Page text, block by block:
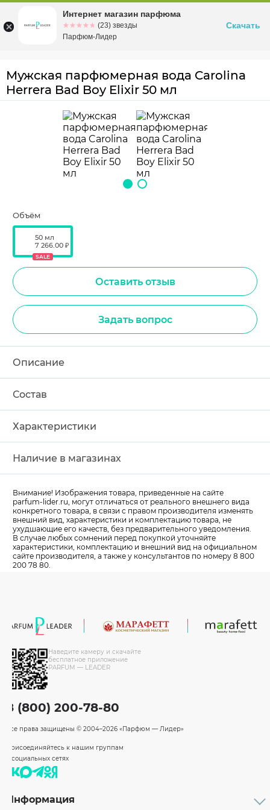
Омскул. Заозерная, 11, к. 1
Мужская парфюмерная вода Carolina
Herrera Bad Boy Elixir 50 мл
Объём
50 мл
7 266.00 ₽
SALE
Оставить отзыв
Задать вопрос
Описание
Состав
Характеристики
Наличие в магазинах
Внимание! Изображения товара, приведенные на сайте
parfum-lider.ru, могут отличаться от реального внешнего вида
конкретного товара, в связи с правом производителя изменять
внешний вид, характеристики и комплектацию товара, не
ухудшающие его качеств, без предварительного уведомления.
В случае любых сомнений перед покупкой уточняйте
характеристики, комплектацию и внешний вид на официальном
сайте производителя, а также у консультантов по номеру 8 800
200 78 80.
Наведите камеру и скачайте
бесплатное приложение
PARFUM — LEADER
8 (800) 200-78-80
Все права защищены © 2004–2026 «Парфюм — Лидер»
Присоединяйтесь к нашим группам
в социальных сетях
Информация
Интернет магазин парфюма
☆☆☆☆☆
★★★★★ (23) звезды
Парфюм-Лидер
Скачать